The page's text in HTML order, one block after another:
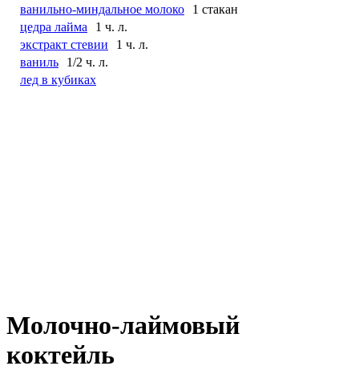
1 стакан
ванильно-миндальное молоко
1 ч. л.
цедра лайма
1 ч. л.
экстракт стевии
1/2 ч. л.
ваниль
лед в кубиках
Молочно-лаймовый
коктейль